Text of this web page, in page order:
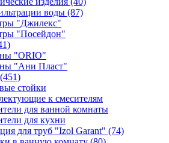
воды (87)
"Джилекс"
"Посейдон"
"ORIO"
"Ани Пласт"
(451)
стойки
к смесителям
для ванной комнаты
для кухни
для труб "Izol Garant" (74)